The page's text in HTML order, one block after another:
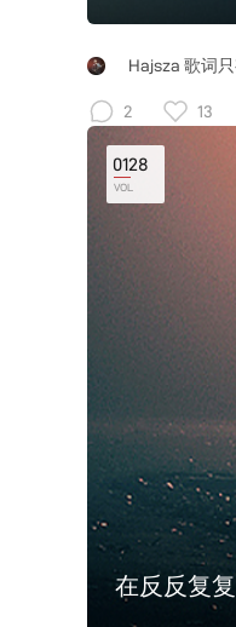
Hajsza 歌词
2 13
0128
VOL
在反反复